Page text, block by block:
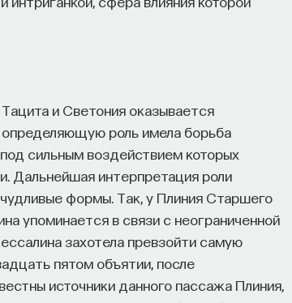
и Светония оказывается
роль имела борьба
сильным воздействием которых
Дальнейшая интерпретация роли
формы. Так, у Плиния Старшего
упоминается в связи с неограниченной
захотела превзойти самую
пятом объятии, после
источники данного пассажа Плиния,